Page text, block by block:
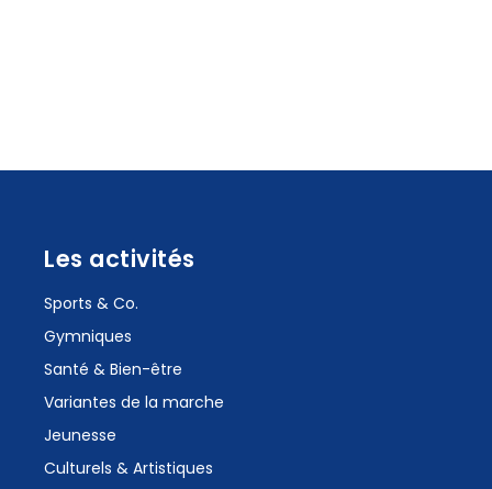
Les activités
Sports & Co.
Gymniques
Santé & Bien-être
Variantes de la marche
Jeunesse
Culturels & Artistiques